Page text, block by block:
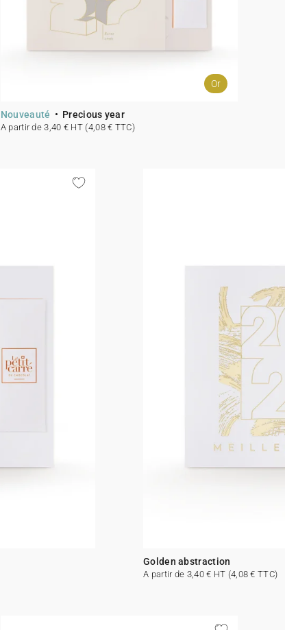
Or
Nouveauté Precious year
A partir de 3,40 € HT (4,08 € TTC)
Golden abstraction
A partir de 3,40 € HT (4,08 € TTC)